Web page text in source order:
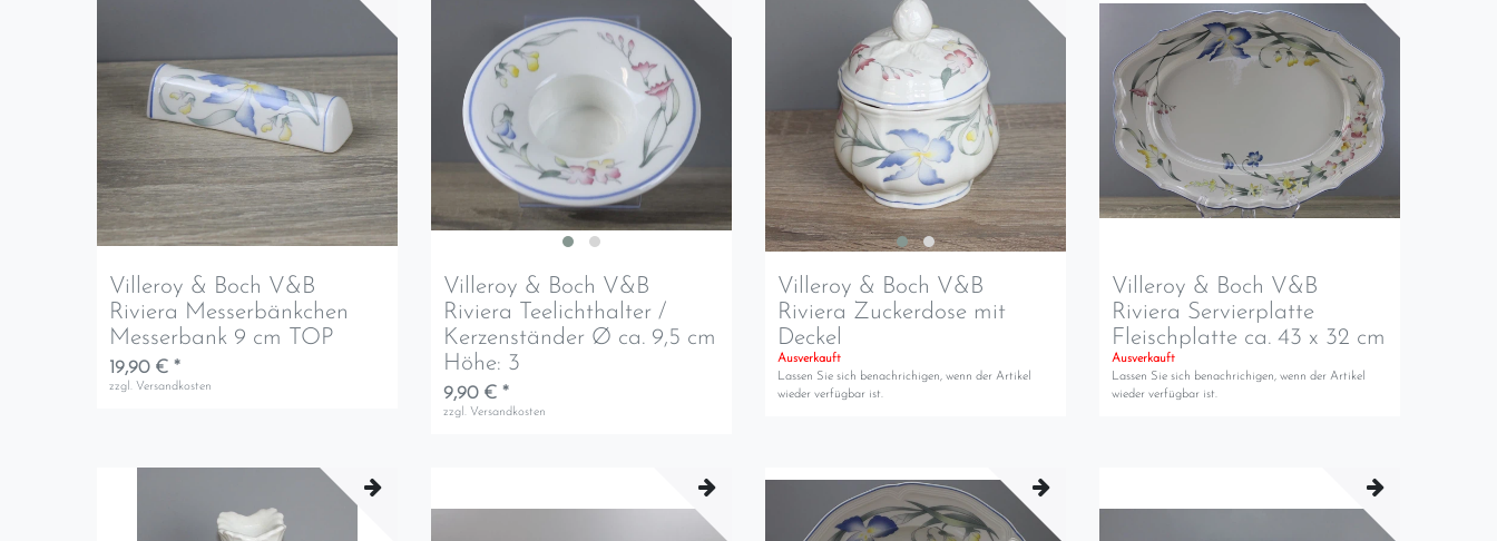
Villeroy & Boch V&B
Riviera Messerbänkchen
Messerbank 9 cm TOP
19,90 € *
zzgl. Versandkosten
Villeroy & Boch V&B
Riviera Teelichthalter /
Kerzenständer Ø ca. 9,5 cm
Höhe: 3
9,90 € *
zzgl. Versandkosten
Villeroy & Boch V&B
Riviera Zuckerdose mit
Deckel
Ausverkauft
Lassen Sie sich benachrichigen, wenn der Artikel
wieder verfügbar ist.
Villeroy & Boch V&B
Riviera Servierplatte
Fleischplatte ca. 43 x 32 cm
Ausverkauft
Lassen Sie sich benachrichigen, wenn der Artikel
wieder verfügbar ist.